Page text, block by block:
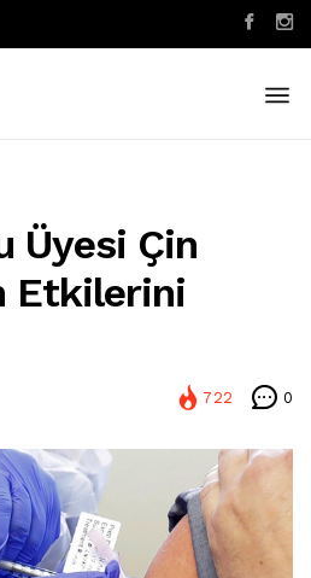
Üyesi Çin
Etkilerini
722 0